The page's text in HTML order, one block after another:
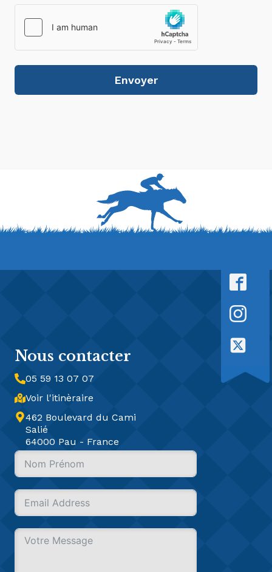
Envoyer
Nous contacter
05 59 13 07 07
Voir l'itinèraire
462 Boulevard du Cami
Salié
64000 Pau - France